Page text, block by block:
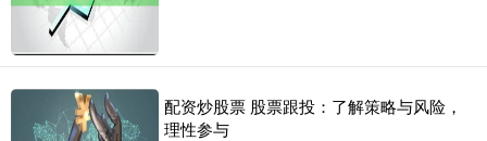
配资炒股票 股票跟投：了解策略与风险，
理性参与